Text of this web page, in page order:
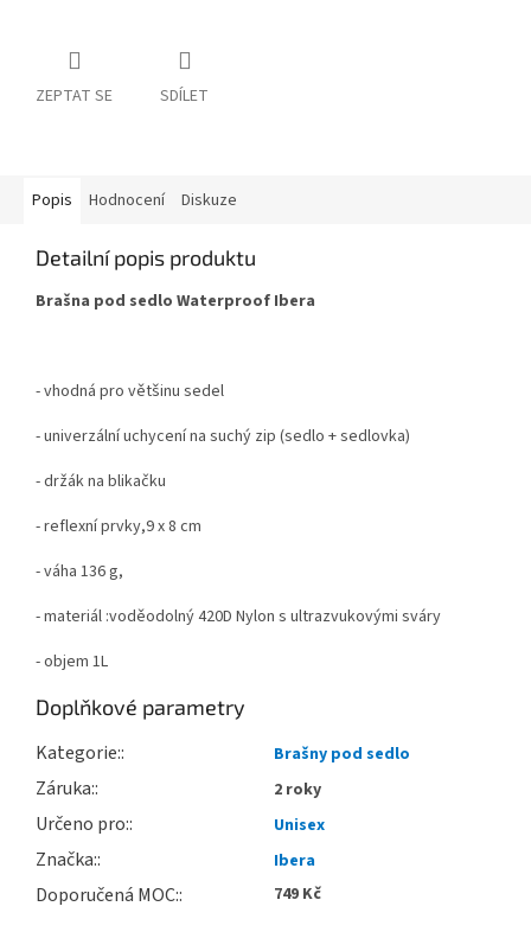
ZEPTAT SE SDÍLET
Popis Hodnocení Diskuze
Detailní popis produktu
Brašna pod sedlo Waterproof Ibera
- vhodná pro většinu sedel
- univerzální uchycení na suchý zip (sedlo + sedlovka)
- držák na blikačku
- reflexní prvky,9 x 8 cm
- váha 136 g,
- materiál :voděodolný 420D Nylon s ultrazvukovými sváry
- objem 1L
Doplňkové parametry
Kategorie: Brašny pod sedlo
Záruka: 2 roky
Určeno pro: Unisex
Značka: Ibera
Doporučená MOC: 749 Kč